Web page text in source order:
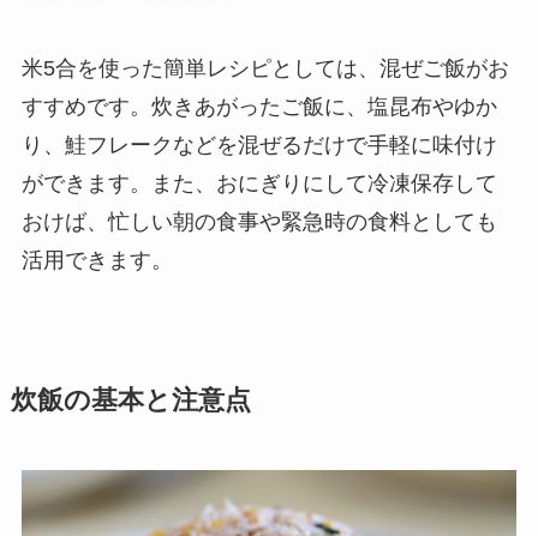
米5合を使った簡単レシピとしては、混ぜご飯がお
すすめです。炊きあがったご飯に、塩昆布やゆか
り、鮭フレークなどを混ぜるだけで手軽に味付け
ができます。また、おにぎりにして冷凍保存して
おけば、忙しい朝の食事や緊急時の食料としても
活用できます。
炊飯の基本と注意点